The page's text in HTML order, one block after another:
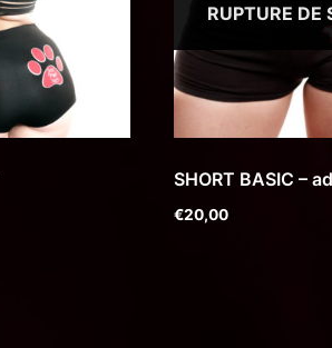
RUPTURE DE
SHORT BASIC –
€20,00